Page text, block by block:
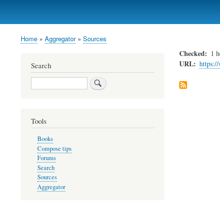
Breadcrumb
Home Aggregator Sources
Checked 1
URL https://
Search
Search
Tools
Books
Compose tips
Forums
Search
Sources
Aggregator